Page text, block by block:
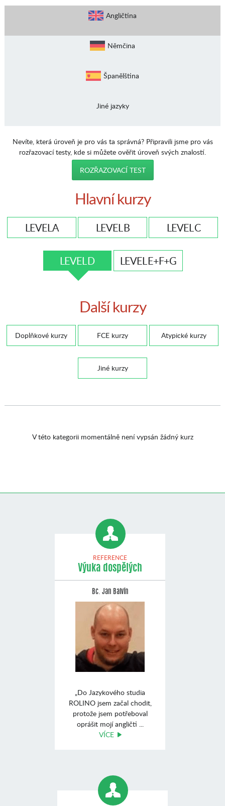
Angličtina
Němčina
Španělština
Jiné jazyky
Nevíte, která úroveň je pro vás ta správná? Připravili jsme pro vás
rozřazovací testy, kde si můžete ověřit úroveň svých znalostí.
ROZŘAZOVACÍ TEST
Hlavní kurzy
LEVEL A LEVEL B LEVEL C
LEVEL D LEVEL E+F+G
Další kurzy
Doplňkové kurzy FCE kurzy Atypické kurzy
Jiné kurzy
V této kategorii momentálně není vypsán žádný kurz
REFERENCE
Výuka dospělých
Bc. Jan Balvín
„Do Jazykového studia
ROLINO jsem začal chodit,
protože jsem potřeboval
oprášit mojí angličti ...
VÍCE